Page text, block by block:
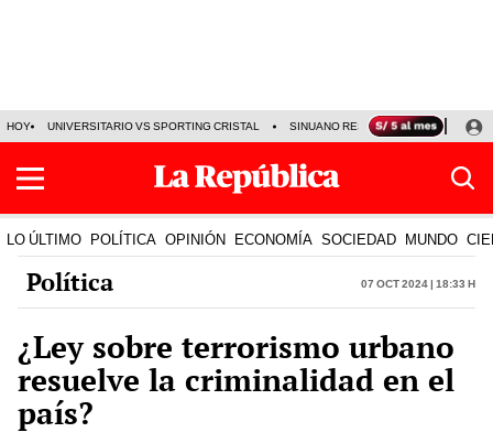
HOY UNIVERSITARIO VS SPORTING CRISTAL SINUANO RESULTADOS HOY
LO ÚLTIMO POLÍTICA OPINIÓN ECONOMÍA SOCIEDAD MUNDO
Política 07 Oct 2024 | 18:33 h
¿Ley sobre terrorismo urbano
resuelve la criminalidad en el
país?